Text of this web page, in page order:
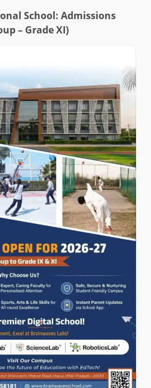
School: Admissions
– Grade XI)